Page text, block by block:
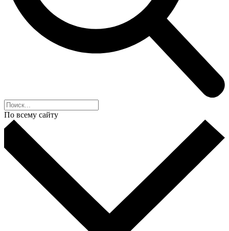
По всему сайту